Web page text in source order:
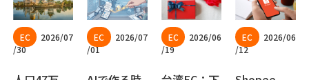
2026/07
/30
2026/07
/01
2026/06
/19
2026/06
/12